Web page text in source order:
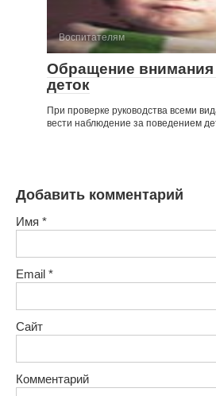
Воспитателям
Обращение внимания
деток
При проверке руководства всеми
вести наблюдение за поведением
Добавить комментарий
Имя *
Email *
Сайт
Комментарий